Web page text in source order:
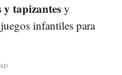
tapizantes y
infantiles para